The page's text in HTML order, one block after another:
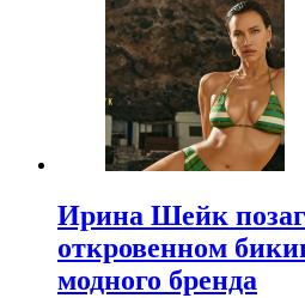
Ирина Шейк
откровенном
модного бренда